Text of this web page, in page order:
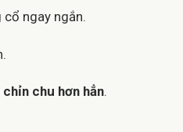
cổ ngay ngắn.
chu hơn hẳn.